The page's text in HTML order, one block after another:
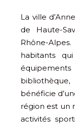
La ville
de Haute-
Rhône-
habitants
bénéficie
région est un
activités